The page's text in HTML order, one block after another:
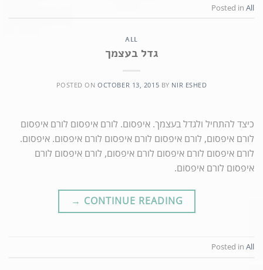
Posted in All
ALL
גדל בעצמך
POSTED ONOCTOBER 13, 2015 BY NIR ESHED
כיצד להתחיל ולגדל בעצמך. איפסום. לורם איפסום לורם איפסום
לורם איפסום, לורם איפסום לורם איפסום לורם איפסום. איפסום.
לורם איפסום לורם איפסום לורם איפסום, לורם איפסום לורם
איפסום לורם איפסום.
CONTINUE READING
→
Posted in All